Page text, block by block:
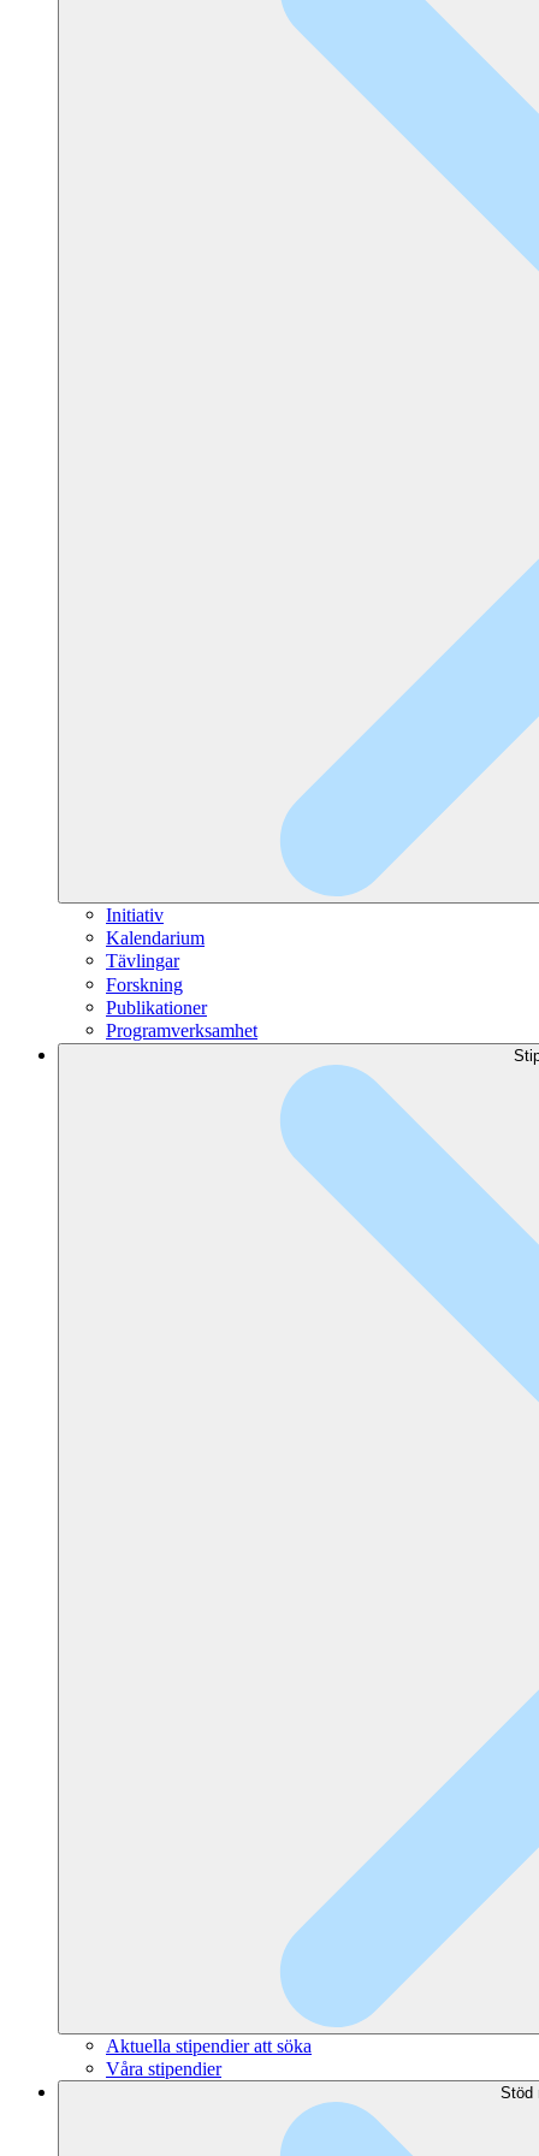
Initiativ
Kalendarium
Tävlingar
Forskning
Publikationer
Programverksamhet
Aktuella stipendier att söka
Våra stipendier
Stöd